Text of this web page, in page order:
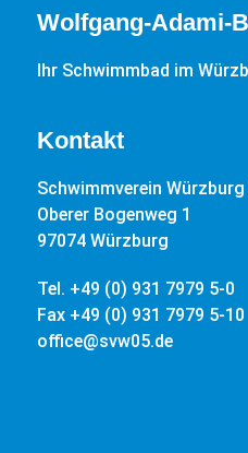
Wolfgang-Adami-
Ihr Schwimmbad im
Kontakt
Schwimmverein Würzburg
Oberer Bogenweg 1
97074 Würzburg
Tel. +49 (0) 931 7979 5-0
Fax +49 (0) 931 7979 5-10
office@svw05.de